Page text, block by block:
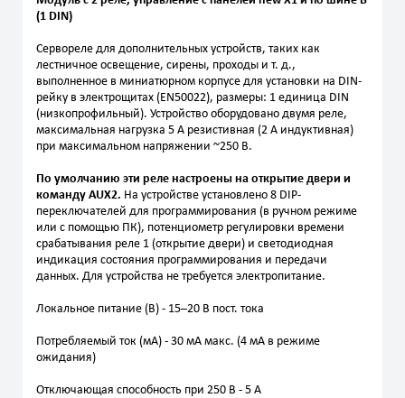
(1 DIN)
Сервореле для дополнительных устройств, таких как
лестничное освещение, сирены, проходы и т. д.,
выполненное в миниатюрном корпусе для установки на DIN-
рейку в электрощитах (EN50022), размеры: 1 единица DIN
(низкопрофильный). Устройство оборудовано двумя реле,
максимальная нагрузка 5 A резистивная (2 A индуктивная)
при максимальном напряжении ~250 В.
По умолчанию эти реле настроены на открытие двери и
команду AUX2. На устройстве установлено 8 DIP-
переключателей для программирования (в ручном режиме
или с помощью ПК), потенциометр регулировки времени
срабатывания реле 1 (открытие двери) и светодиодная
индикация состояния программирования и передачи
данных. Для устройства не требуется электропитание.
Локальное питание (В) - 15–20 В пост. тока
Потребляемый ток (мA) - 30 мА макс. (4 мА в режиме
ожидания)
Отключающая способность при 250 В - 5 А